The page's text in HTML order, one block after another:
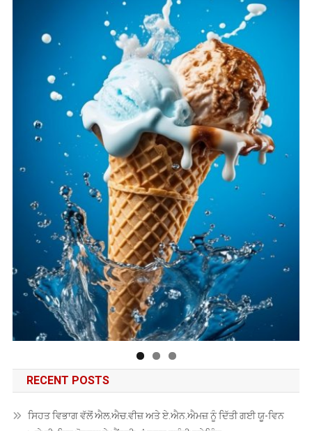
RECENT POSTS
ਸਿਹਤ ਵਿਭਾਗ ਵੱਲੋਂ ਐਲ.ਐਚ.ਵੀਜ਼ ਅਤੇ ਏ.ਐਨ.ਐਮਜ਼ ਨੂੰ ਦਿੱਤੀ ਗਈ ਯੂ-ਵਿਨ